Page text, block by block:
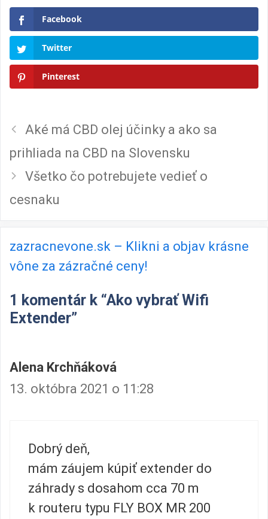
Facebook
Twitter
Pinterest
Aké má CBD olej účinky a ako sa
prihliada na CBD na Slovensku
Všetko čo potrebujete vedieť o
cesnaku
zazracnevone.sk – Klikni a objav krásne
vône za zázračné ceny!
1 komentár k “Ako vybrať Wifi
Extender”
Alena Krchňáková
13. októbra 2021 o 11:28
Dobrý deň,
mám záujem kúpiť extender do
záhrady s dosahom cca 70 m
k routeru typu FLY BOX MR 200